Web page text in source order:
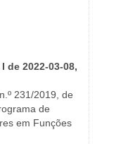
de 2022-03-08,
231/2019, de
de
em Funções